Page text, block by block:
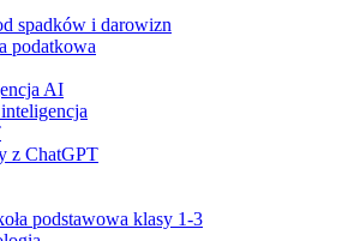
spadków i darowizn
podatkowa
AI
z ChatGPT
podstawowa klasy 1-3